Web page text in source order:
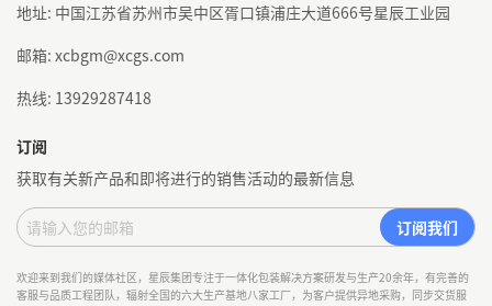
地址: 中国江苏省苏州市吴中区胥口镇浦庄大道666号星辰工业园
邮箱: xcbgm@xcgs.com
热线: 13929287418
订阅
获取有关新产品和即将进行的销售活动的最新信息
欢迎来到我们的媒体社区，星辰集团专注于一体化包装解决方案研发与生产20余年，有完善的
客服与品质工程团队，辐射全国的六大生产基地八家工厂，为客户提供异地采购，同步交货服